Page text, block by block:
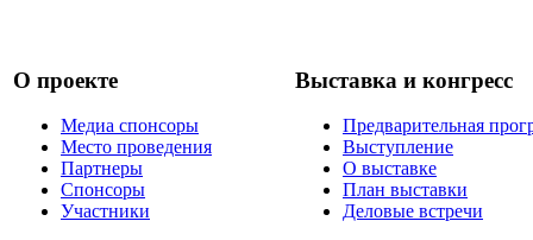
О проекте
Медиа спонсоры
Место проведения
Партнеры
Спонсоры
Участники
Выставка и конгресс
Предварительная
Выступление
О выставке
План выставки
Деловые встречи